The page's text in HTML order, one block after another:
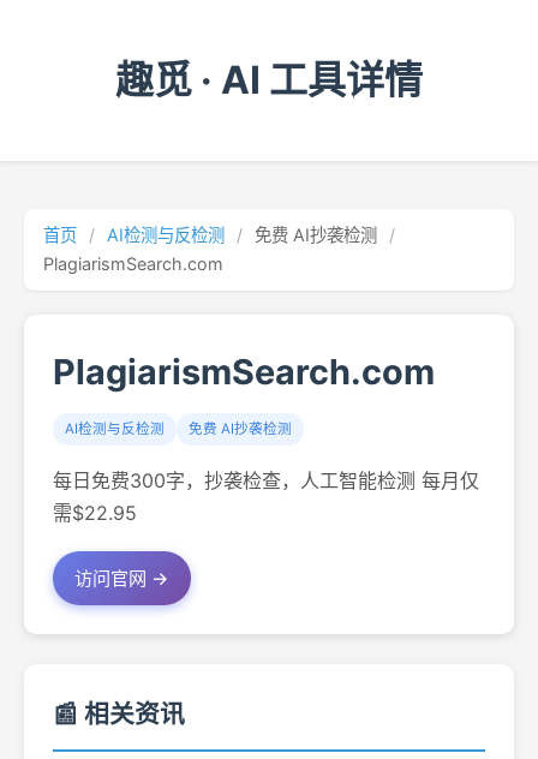
趣觅 · AI 工具详情
首页 / AI检测与反检测 / 免费 AI抄袭检测
/
PlagiarismSearch.com
PlagiarismSearch.com
AI检测与反检测 免费 AI抄袭检测
每日免费300字，抄袭检查，人工智能检测 每月仅
需$22.95
访问官网 →
📰 相关资讯